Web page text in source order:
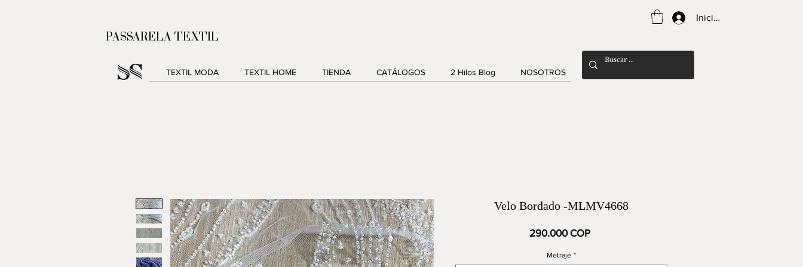
Iniciar sesión
PASSARELA TEXTIL
TEXTIL MODA TEXTIL HOME TIENDA CATÁLOGOS 2 Hilos Blog NOSOTROS
Velo Bordado -MLMV4668
290.000 COPPrecio
Metraje *